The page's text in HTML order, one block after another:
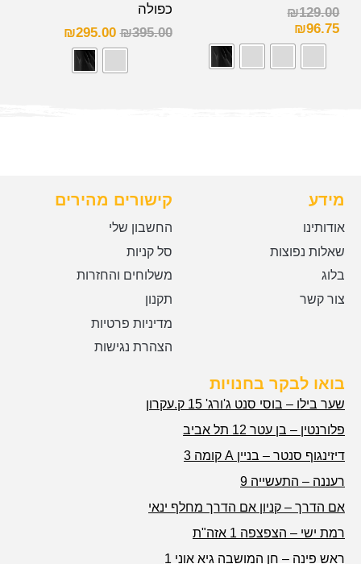
₪129.00
₪96.75
כפולה
₪395.00
₪295.00
מידע
אודותינו
שאלות נפוצות
בלוג
צור קשר
קישורים מהירים
החשבון שלי
סל קניות
משלוחים והחזרות
תקנון
מדיניות פרטיות
הצהרת נגישות
בואו לבקר בחנויות
שער בילו – בוסי סנט ג'ורג' 15 ק.עקרון
פלורנטין – בן עטר 12 תל אביב
דיזינגוף סנטר – בניין A קומה 3
רעננה – התעשייה 9
אם הדרך – קניון אם הדרך מחלף ינאי
רמת ישי – הצפצפה 1 אזה"ת
ראש פינה – חן המושבה גיא אוני 1